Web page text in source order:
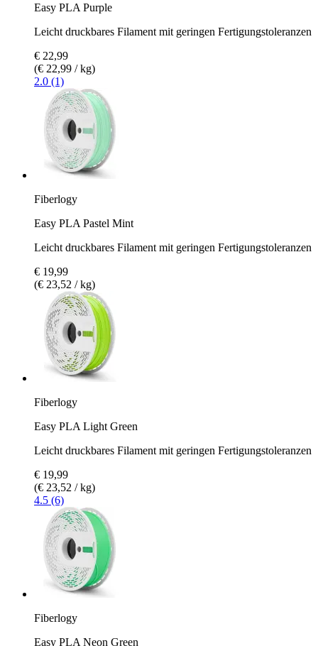
Easy PLA Purple
Leicht druckbares Filament mit geringen Fertigungstoleranzen
€ 22,99
(€ 22,99 / kg)
2.0 (1)
Fiberlogy
Easy PLA Pastel Mint
Leicht druckbares Filament mit geringen Fertigungstoleranzen
€ 19,99
(€ 23,52 / kg)
Fiberlogy
Easy PLA Light Green
Leicht druckbares Filament mit geringen Fertigungstoleranzen
€ 19,99
(€ 23,52 / kg)
4.5 (6)
Fiberlogy
Easy PLA Neon Green